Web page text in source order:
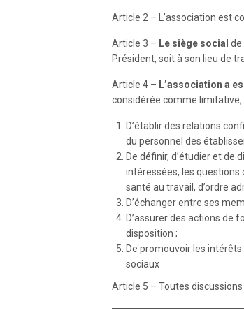
Article 2 – L’association est
Article 3 – Le siège social de
Président, soit à son lieu de
Article 4 – L’association a
considérée comme limitative,
D’établir des relations
du personnel des
De définir, d’étudier et de
intéressées, les
santé au travail, d’ordre
D’échanger entre ses
D’assurer des actions de
disposition ;
De promouvoir les
sociaux
Article 5 – Toutes